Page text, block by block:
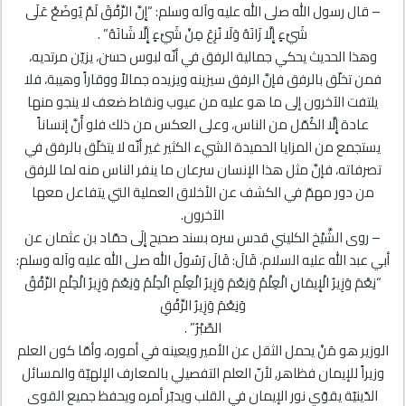
– قال رسول الله صلى الله عليه وآله وسلم: “إِنَّ الرِّفْقَ لَمْ يُوضَعْ عَلَى
شَيْ‌ءٍ إِلَّا زَانَهُ وَلَا نُزِعَ مِنْ شَيْ‌ءٍ إِلَّا شَانَهُ” .
وهذا الحديث يحكي جمالية الرفق في أنّه لبوس حسن، يزيّن مرتديه،
فمن تخلّق بالرفق فإنَّ الرفق سيزينه ويزيده جمالاً ووقاراً وهيبة، فلا
يلتفت الآخرون إلى ما هو عليه من عيوب ونقاط ضعف لا ينجو منها
عادة إِلَّا الكُمّل من الناس، وعلى العكس من ذلك فلو أَنَّ إنساناً
يستجمع من المزايا الحميدة الشيء الكثير غير أنّه لا يتخلّق بالرفق في
تصرفاته، فإنَّ مثل هذا الإنسان سرعان ما ينفر الناس منه لما للرفق
من دور مهمّ في الكشف عن الأخلاق العملية التي يتفاعل معها
الآخرون.
– روى الشَّيْخ الكليني قدس سره بسند صحيح إِلَى حمّاد بن عثمان عن
أبي عبد الله عليه السلام، قَالَ: قَالَ رَسُولُ الله صلى الله عليه وآله وسلم:
“نِعْمَ وَزِيرُ الْإِيمَانِ الْعِلْمُ وَنِعْمَ وَزِيرُ الْعِلْمِ الْحِلْمُ وَنِعْمَ وَزِيرُ الْحِلْمِ الرِّفْقُ
وَنِعْمَ وَزِيرُ الرِّفْقِ
الصَّبْرُ” .
الوزير هو مَنْ يحمل الثقل عن الأمير ويعينه في أموره، وأمّا كون العلم
وزيراً للإيمان فظاهر, لأنّ العلم التفصيلي بالمعارف الإلهيّة والمسائل
الدّينيّة يقوّي نور الإيمان في القلب ويدبّر أمره ويحفظ جميع القوى